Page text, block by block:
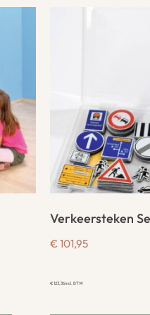
Verkeersteken
€ 101,95
€123,36incl. BTW